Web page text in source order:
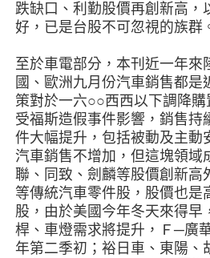
跌缺口、利勤股價再創新高，
好，已是台股不可忽視的族群
至於車電部分，本刊近一年
國、歐洲九月份汽車銷售都
策對於一六○○西西以下調降
受福斯造假事件影響，銷售
件大幅提升，包括被動及主動
汽車銷售不增加，但這塊領
聯、同致、劍麟等股價創新高
等傳統汽車零件股，股價也
股，由於美國今年冬天來得
桿、車燈需求將提升，Ｆ─廣
年第二季初；裕日車、東陽、